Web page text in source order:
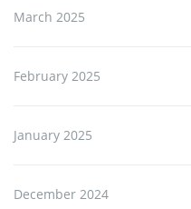
March 2025
February 2025
January 2025
December 2024